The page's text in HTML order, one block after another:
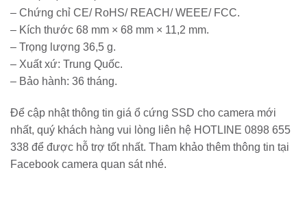
– Chứng chỉ CE/ RoHS/ REACH/ WEEE/ FCC.
– Kích thước 68 mm × 68 mm × 11,2 mm.
– Trọng lượng 36,5 g.
– Xuất xứ: Trung Quốc.
– Bảo hành: 36 tháng.
Để cập nhật thông tin giá ổ cứng SSD cho camera mới
nhất, quý khách hàng vui lòng liên hệ HOTLINE 0898 655
338 để được hỗ trợ tốt nhất. Tham khảo thêm thông tin tại
Facebook camera quan sát nhé.